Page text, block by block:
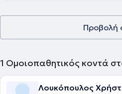
Προβολή
1 Ομοιοπαθητικός κοντά
Λουκόπουλος